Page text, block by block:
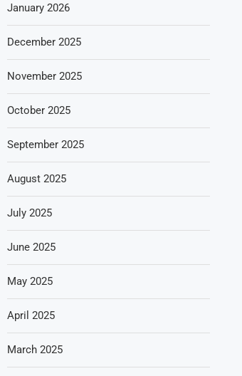
January 2026
December 2025
November 2025
October 2025
September 2025
August 2025
July 2025
June 2025
May 2025
April 2025
March 2025